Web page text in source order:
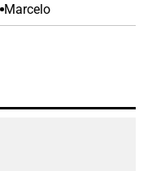
Marcelo